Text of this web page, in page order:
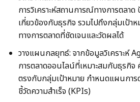
การวิเคราะห์สถานการณ์ทางการตลา
เกี่ยวข้องกับธุรกิจ รวมไปถึงกลุ่มเป้า
ทางการตลาดที่ชัดเจนและวัดผลได้
วางแผนกลยุทธ์: จากข้อมูลวิเคราะห์
การตลาดออนไลน์ที่เหมาะสมกับธุรกิจ
ตรงกับกลุ่มเป้าหมาย กำหนดแผนการ
ชี้วัดความสำเร็จ (KPIs)